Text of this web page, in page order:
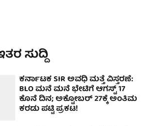
ಸುದ್ದಿ
ಕರ್ನಾಟಕ SIR ಅವಧಿ ಮತ್ತೆ ವಿಸ್ತರಣೆ:
BLO ಮನೆ ಮನೆ ಭೇಟಿಗೆ ಆಗಸ್ಟ್ 17
ಕೊನೆ ದಿನ; ಅಕ್ಟೋಬರ್ 27ಕ್ಕೆ ಅಂತಿಮ
ಕರಡು ಪಟ್ಟಿ ಪ್ರಕಟ!